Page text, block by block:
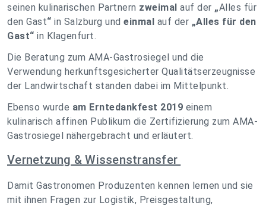
seinen kulinarischen Partnern zweimal auf der „Alles für
den Gast“ in Salzburg und einmal auf der „Alles für den
Gast“ in Klagenfurt.
Die Beratung zum AMA-Gastrosiegel und die
Verwendung herkunftsgesicherter Qualitätserzeugnisse
der Landwirtschaft standen dabei im Mittelpunkt.
Ebenso wurde am Erntedankfest 2019 einem
kulinarisch affinen Publikum die Zertifizierung zum AMA-
Gastrosiegel nähergebracht und erläutert.
Vernetzung & Wissenstransfer
Damit Gastronomen Produzenten kennen lernen und sie
mit ihnen Fragen zur Logistik, Preisgestaltung,